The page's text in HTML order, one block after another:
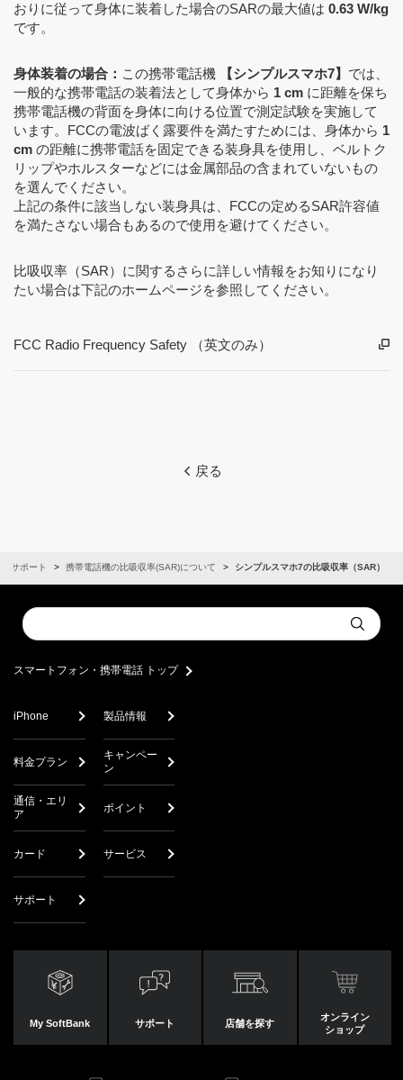
おりに従って身体に装着した場合のSARの最大値は 0.63 W/kg
です。
身体装着の場合： この携帯電話機 【シンプルスマホ7】 では、
一般的な携帯電話の装着法として身体から 1 cm に距離を保ち
携帯電話機の背面を身体に向ける位置で測定試験を実施して
います。FCCの電波ばく露要件を満たすためには、身体から 1
cm の距離に携帯電話を固定できる装身具を使用し、ベルトク
リップやホルスターなどには金属部品の含まれていないもの
を選んでください。
上記の条件に該当しない装身具は、FCCの定めるSAR許容値
を満たさない場合もあるので使用を避けてください。
比吸収率（SAR）に関するさらに詳しい情報をお知りになり
たい場合は下記のホームページを参照してください。
FCC Radio Frequency Safety （英文のみ）
戻る
サポート 携帯電話機の比吸収率(SAR)について シンプルスマホ7の比吸収率（SAR）
Conduct
a
Submit
スマートフォン・携帯電話 トップ
iPhone 製品情報
料金プラン
キャンペー
ン
通信・エリ
ア
ポイント
カード サービス
サポート
My SoftBank サポート 店舗を探す
オンライン
ショップ